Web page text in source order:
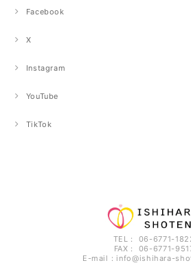
Facebook
X
Instagram
YouTube
TikTok
TEL： 06-6771-
FAX： 06-6771-
E-mail： info@ishihara-